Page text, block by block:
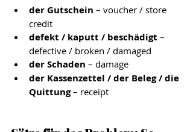
der Gutschein – voucher / store
credit
defekt / kaputt / beschädigt –
defective / broken / damaged
der Schaden – damage
der Kassenzettel / der Beleg / die
Quittung – receipt